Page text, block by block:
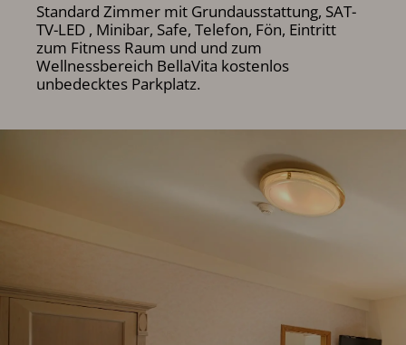
Standard Zimmer mit Grundausstattung, SAT-
TV-LED , Minibar, Safe, Telefon, Fön, Eintritt
zum Fitness Raum und und zum
Wellnessbereich BellaVita kostenlos
unbedecktes Parkplatz.